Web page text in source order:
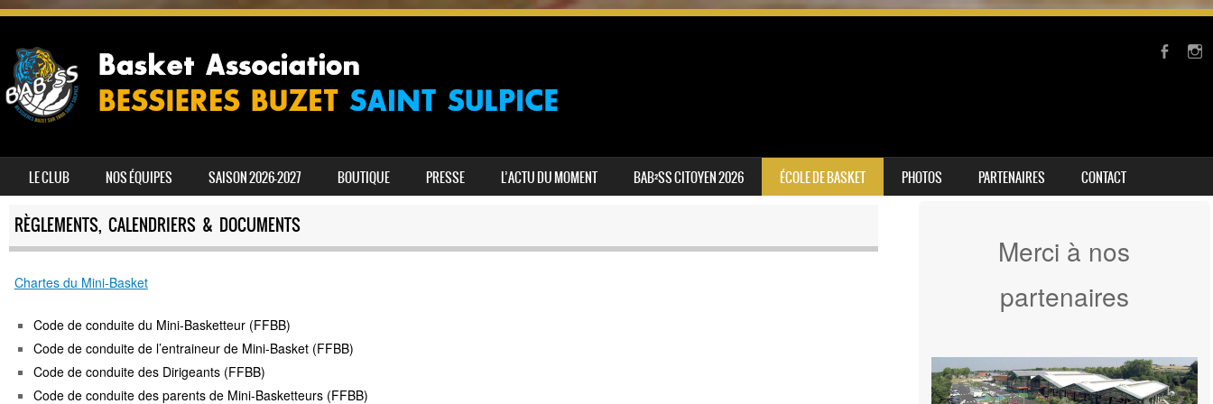
MENU
SKIP TO CONTENT
LE CLUB NOS ÉQUIPES SAISON 2026-2027 BOUTIQUE PRESSE L’ACTU DU MOMENT BAB²SS CITOYEN 2026 ÉCOLE DE BASKET PHOTOS PARTENAIRES CONTACT
RÈGLEMENTS, CALENDRIERS & DOCUMENTS
Chartes du Mini-Basket
Code de conduite du Mini-Basketteur (FFBB)
Code de conduite de l’entraineur de Mini-Basket (FFBB)
Code de conduite des Dirigeants (FFBB)
Code de conduite des parents de Mini-Basketteurs (FFBB)
Merci à nos
partenaires